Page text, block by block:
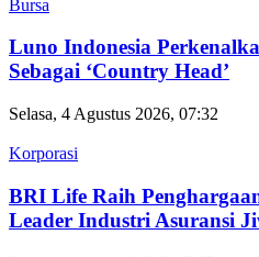
Bursa
Luno Indonesia
Sebagai ‘Country Head’
Selasa, 4 Agustus 2026, 07:32
Korporasi
BRI Life Raih
Leader Industri Asuransi